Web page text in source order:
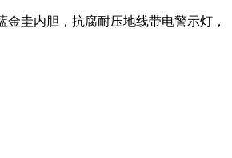
圭内胆，抗腐耐压地线带电警示灯，